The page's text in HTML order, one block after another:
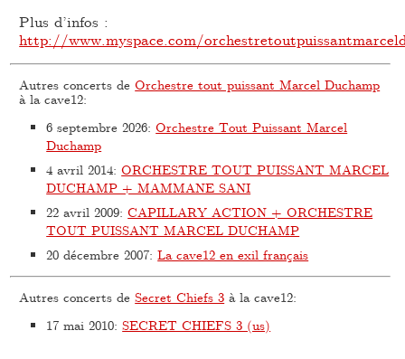
Plus d’infos :
http://www.myspace.com/
Autres concerts deOrchestre tout puissant Marcel Duchamp
à la cave12:
6 septembre 2026:Orchestre Tout Puissant Marcel
Duchamp
4 avril 2014:ORCHESTRE TOUT PUISSANT MARCEL
DUCHAMP + MAMMANE SANI
22 avril 2009:CAPILLARY ACTION + ORCHESTRE
TOUT PUISSANT MARCEL DUCHAMP
20 décembre 2007:La cave12 en exil français
Autres concerts deSecret Chiefs 3 à la cave12:
17 mai 2010:SECRET CHIEFS 3 (us)